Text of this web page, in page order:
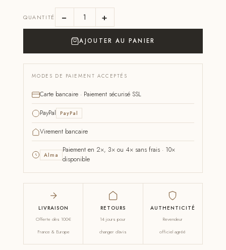
QUANTITÉ − +
AJOUTER AU PANIER
MODES DE PAIEMENT ACCEPTÉS
Carte bancaire · Paiement sécurisé SSL
PayPal PayPal
Virement bancaire
Alma
Paiement en 2×, 3× ou 4× sans frais · 10×
disponible
LIVRAISON
Offerte dès 100€
France & Europe
RETOURS
14 jours pour
changer d'avis
AUTHENTICITÉ
Revendeur
officiel agréé